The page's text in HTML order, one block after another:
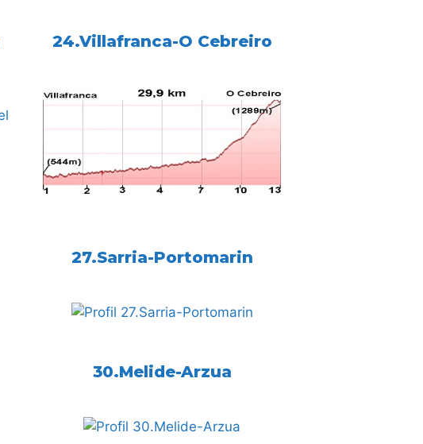
24.Villafranca-O Cebreiro
27.Sarria-Portomarin
30.Melide-Arzua